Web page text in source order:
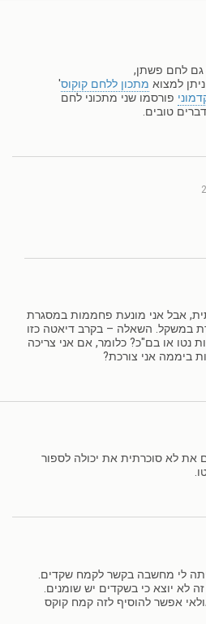
גם לחם פשתן,
למצוא מתכון ללחם קוקוס'
פורסמו שני מתכוני לחם
טובים.
אבל אני מונעת פחממות במסגרת
במשקל. השאלה – בקרב דיאטה כזו
נטו או בם"כ? כלומר, אם אני צריכה
ביממה אני צורכת?
את לא סוכרתית את יכולה לספור
לי מחשבה בקשר לקמח שקדים.
לא יוצא כי בשקדים יש שומנים.
אפשר להוסיף לזה קמח קוקס